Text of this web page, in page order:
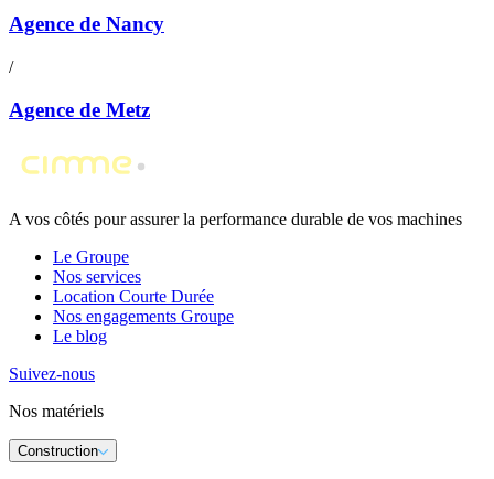
Agence de Nancy
/
Agence de Metz
A vos côtés pour assurer la performance durable de vos machines
Le Groupe
Nos services
Location Courte Durée
Nos engagements Groupe
Le blog
Suivez-nous
Nos matériels
Construction